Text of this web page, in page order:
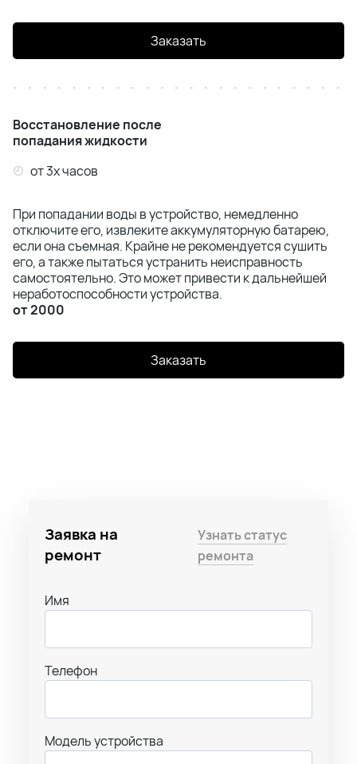
Заказать
Восстановление после
попадания жидкости
от 3х часов
При попадании воды в устройство, немедленно
отключите его, извлеките аккумуляторную батарею,
если она съемная. Крайне не рекомендуется сушить
его, а также пытаться устранить неисправность
самостоятельно. Это может привести к дальнейшей
неработоспособности устройства.
от 2000
Заказать
Заявка на
ремонт
Узнать статус
ремонта
Имя
Телефон
Модель устройства